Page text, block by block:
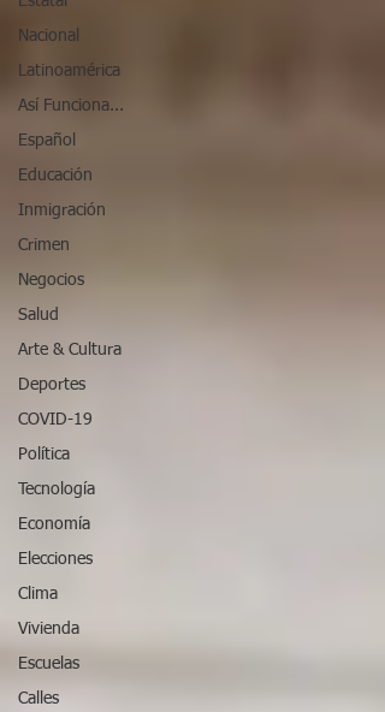
Nacional
Latinoamérica
Así Funciona...
Español
Educación
Inmigración
Crimen
Negocios
Salud
Arte & Cultura
Deportes
COVID-19
Política
Tecnología
Economía
Elecciones
Clima
Vivienda
Escuelas
Calles